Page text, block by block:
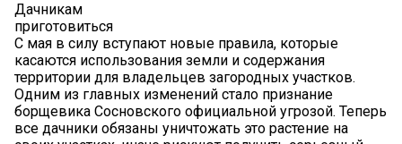
Дачникам
приготовиться
С мая в силу вступают новые правила, которые
касаются использования земли и содержания
территории для владельцев загородных участков.
Одним из главных изменений стало признание
борщевика Сосновского официальной угрозой. Теперь
все дачники обязаны уничтожать это растение на